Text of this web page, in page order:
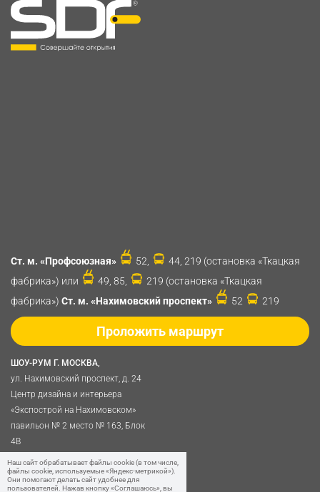
ШОУ-РУМ Г. МОСКВА,
ул. Нахимовский проспект, д. 24
Центр дизайна и интерьера
«Экспострой на Нахимовском»
павильон № 2 место № 163, Блок
4B
Политика обработки
персональных данных
Ст. м. «Профсоюзная» 52,
44, 219 (остановка «Ткацкая
фабрика») или
49, 85,
219 (остановка «Ткацкая
фабрика») Ст. м. «Нахимовский проспект» 52 219
Проложить маршрут
Наш сайт обрабатывает файлы cookie (в том числе,
файлы cookie, используемые «Яндекс-метрикой»).
Они помогают делать сайт удобнее для
пользователей. Нажав кнопку «Соглашаюсь», вы